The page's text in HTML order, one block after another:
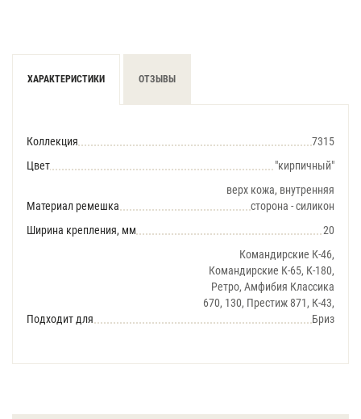
ХАРАКТЕРИСТИКИ ОТЗЫВЫ
Коллекция
7315
Цвет
"кирпичный"
Материал ремешка
верх кожа, внутренняя
сторона - силикон
Ширина крепления, мм
20
Подходит для
Командирские К-46,
Командирские К-65, К-180,
Ретро, Амфибия Классика
670, 130, Престиж 871, К-43,
Бриз